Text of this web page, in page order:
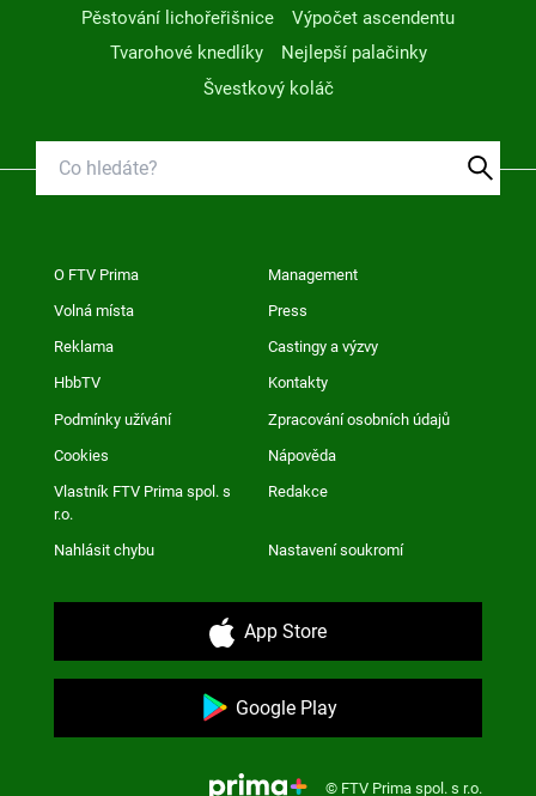
Pěstování lichořeřišnice
Výpočet ascendentu
Tvarohové knedlíky
Nejlepší palačinky
Švestkový koláč
O FTV Prima Management
Volná místa Press
Reklama Castingy a výzvy
HbbTV Kontakty
Podmínky užívání Zpracování osobních údajů
Cookies Nápověda
Vlastník FTV Prima spol. s
r.o.
Redakce
Nahlásit chybu Nastavení soukromí
App Store
Google Play
© FTV Prima spol. s r.o.